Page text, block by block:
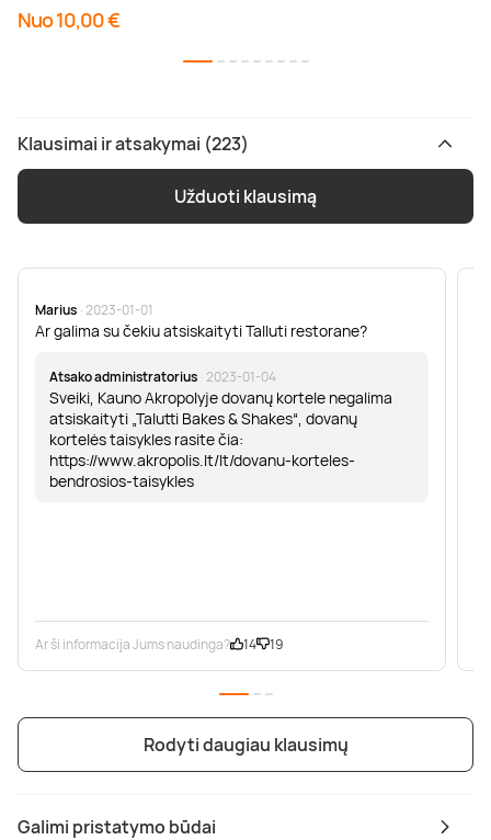
Galimi pristatymo būdai
Nuo 10,00 €
Klausimai ir atsakymai (223)
Užduoti klausimą
Marius · 2023-01-01
Ar galima su čekiu atsiskaityti Talluti restorane?
Atsako administratorius · 2023-01-04
Sveiki, Kauno Akropolyje dovanų kortele negalima
atsiskaityti „Talutti Bakes & Shakes“, dovanų
kortelės taisykles rasite čia:
https://www.akropolis.lt/lt/dovanu-korteles-
bendrosios-taisykles
Ar ši informacija Jums naudinga? 14 19
Rodyti daugiau klausimų